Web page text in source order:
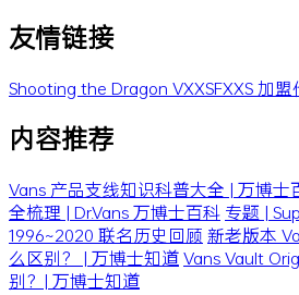
友情链接
Shooting the Dragon VXXSFXXS加盟
内容推荐
Vans 产品支线知识科普大全 | 万博士
全梳理 | Dr.Vans 万博士百科 专题 |
1996~2020 联名历史回顾 新老版本
么区别？ | 万博士知道Vans Vault
别？| 万博士知道